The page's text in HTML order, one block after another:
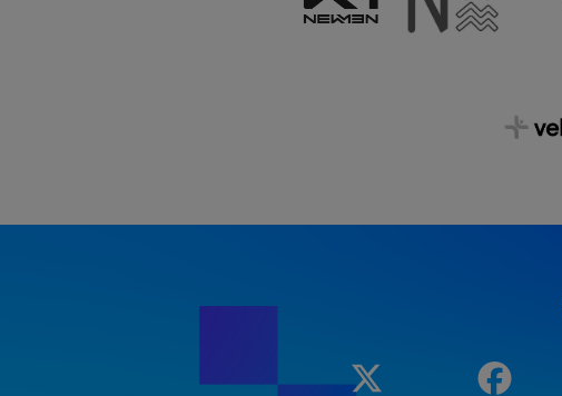
Twitter Facebook